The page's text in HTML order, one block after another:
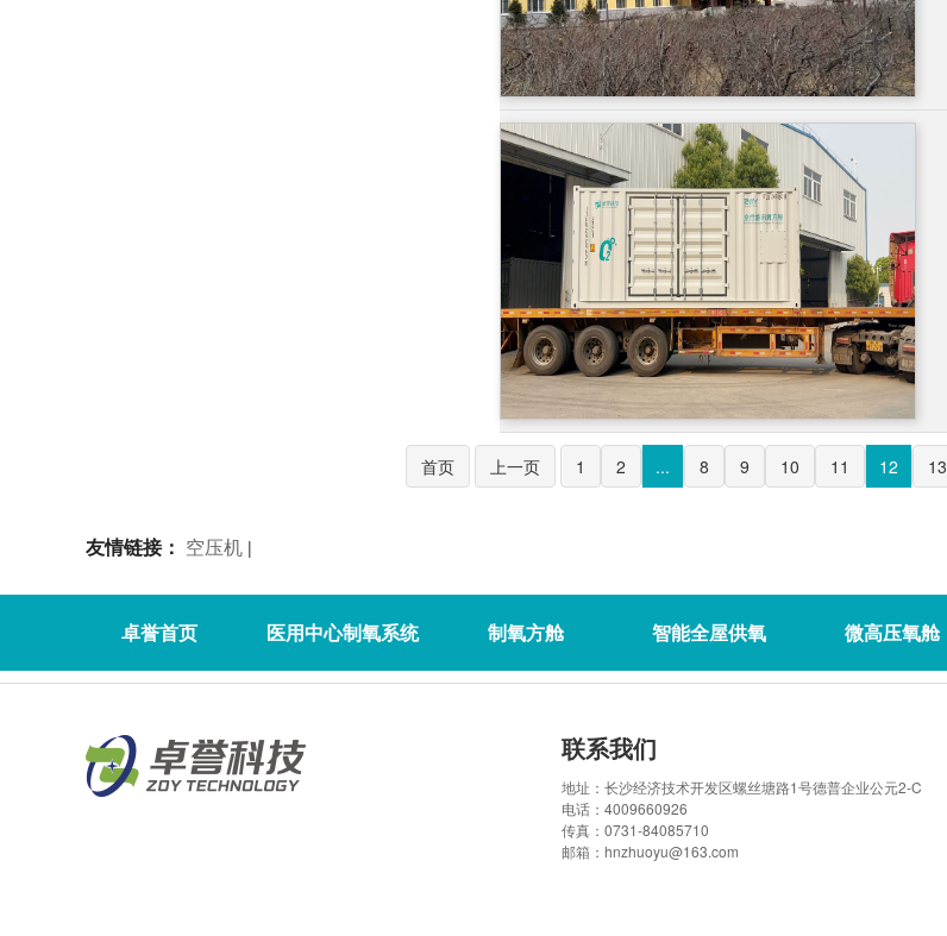
首页 上一页 1 2 ... 8 9 10 11 12 13
友情链接： 空压机 |
卓誉首页 医用中心制氧系统 制氧方舱 智能全屋供氧 微高压氧舱
联系我们
地址：长沙经济技术开发区螺丝塘路1号德普企业公元2-C
电话：4009660926
传真：0731-84085710
邮箱：hnzhuoyu@163.com